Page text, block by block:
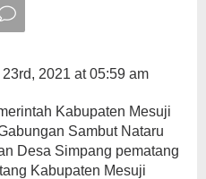
2021 at 05:59 am
Kabupaten Mesuji
Sambut Nataru
Desa Simpang pematang
Kabupaten Mesuji